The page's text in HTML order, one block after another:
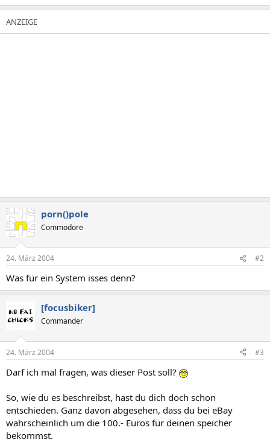
porn()pole
Commodore
24. März 2004 #2
Was für ein System isses denn?
[focusbiker]
Commander
24. März 2004 #3
Darf ich mal fragen, was dieser Post soll?
So, wie du es beschreibst, hast du dich doch schon
entschieden. Ganz davon abgesehen, dass du bei eBay
wahrscheinlich um die 100.- Euros für deinen speicher
bekommst.